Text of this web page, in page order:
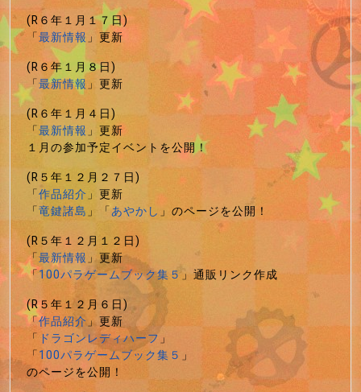
(R６年１月１７日)
「最新情報」更新
(R６年１月８日)
「最新情報」更新
(R６年１月４日)
「最新情報」更新
１月の参加予定イベントを公開！
(R５年１２月２７日)
「作品紹介」更新
「竜鍵諸島」「あやかし」のページを公開！
(R５年１２月１２日)
「最新情報」更新
「100パラゲームブック集５」通販リンク作成
(R５年１２月６日)
「作品紹介」更新
「 ドラゴンレディハーフ」
「100パラゲームブック集５ 」
のページを公開！